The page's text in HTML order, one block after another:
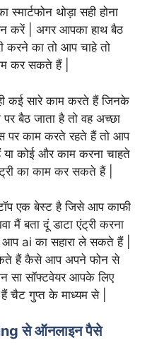
थोड़ा सही होना
करें | अगर आपका हाथ बैठ
करने का तो आप चाहे तो
कर सकते हैं |
कई सारे काम करते हैं जिनके
बैठ जाता है तो वह अच्छा
पर काम करते रहते हैं तो आप
या कोई और काम करना चाहते
का काम कर सकते हैं |
एक बेस्ट है जिसे आप काफी
मैं बता दूं डाटा एंट्री करना
ai का सहारा ले सकते हैं |
हैं कैसे आप अपने फोन से
सा सॉफ्टवेयर आपके लिए
चैट गुप्त के माध्यम से |
से ऑनलाइन पैसे